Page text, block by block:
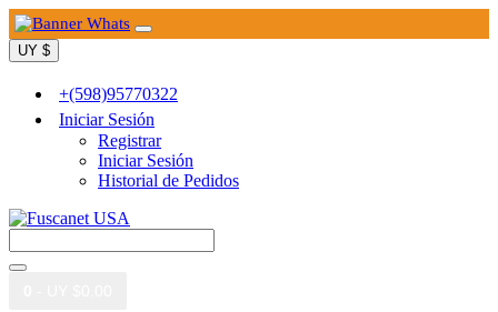
UY $
+(598)95770322
Iniciar Sesión
Registrar
Iniciar Sesión
Historial de Pedidos